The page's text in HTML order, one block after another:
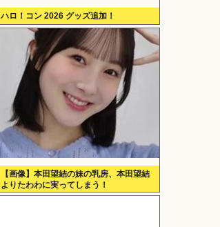
ハロ！コン 2026 グッズ追加！
【画像】本田望結の妹の乳房、本田望結
よりたわわに実ってしまう！